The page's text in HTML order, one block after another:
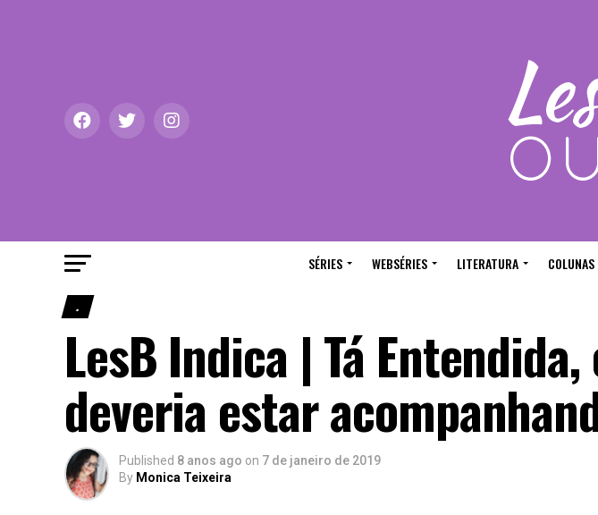
SÉRIES WEBSÉRIES LITERATURA COLUNAS
.
LesB Indica | Tá
deveria estar
Published 8 anos ago on 7 de janeiro de 2019
By Monica Teixeira